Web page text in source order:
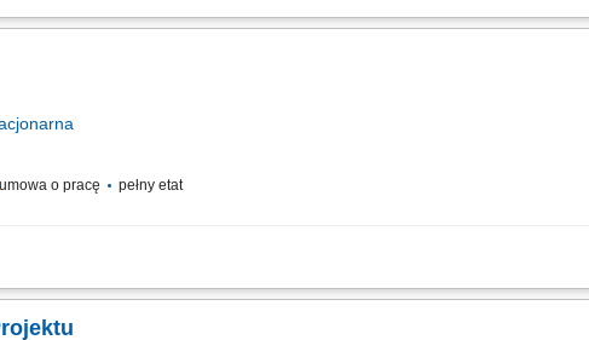
po zakończenie inwestycji. Poszukiwanie i wybór podwykonawców,
umowa o pracę pełny etat
ze szczególnym uwzględnieniem instalacji elektrycznych i niskoprądowych.